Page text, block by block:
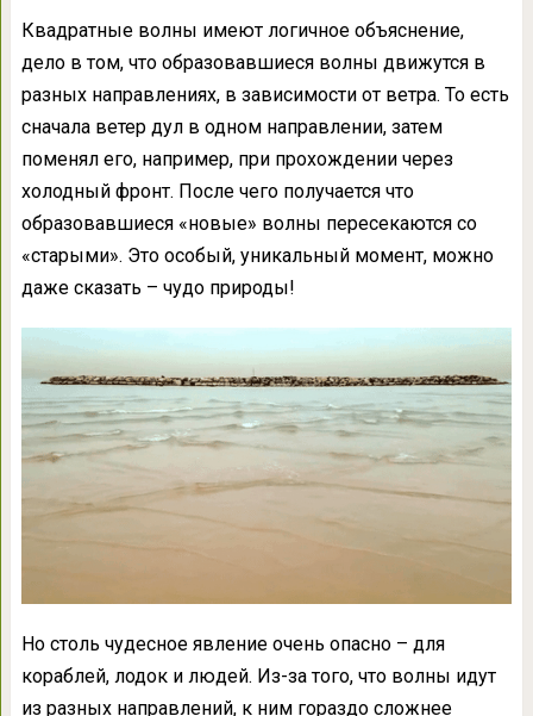
Квадратные волны имеют логичное объяснение,
дело в том, что образовавшиеся волны движутся в
разных направлениях, в зависимости от ветра. То есть
сначала ветер дул в одном направлении, затем
поменял его, например, при прохождении через
холодный фронт. После чего получается что
образовавшиеся «новые» волны пересекаются со
«старыми». Это особый, уникальный момент, можно
даже сказать – чудо природы!
Но столь чудесное явление очень опасно – для
кораблей, лодок и людей. Из-за того, что волны идут
из разных направлений, к ним гораздо сложнее